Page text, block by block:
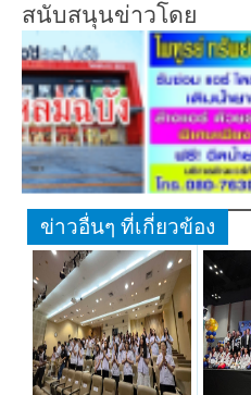
สนับสนุนข่าวโดย
ข่าวอื่นๆ ที่เกี่ยวข้อง